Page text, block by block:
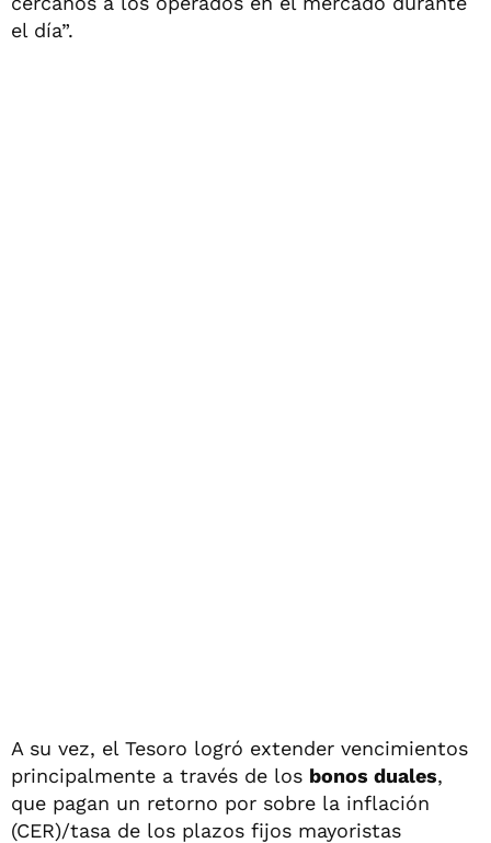
el día”.
A su vez, el Tesoro logró extender vencimientos
principalmente a través de los bonos duales,
que pagan un retorno por sobre la inflación
(CER)/tasa de los plazos fijos mayoristas